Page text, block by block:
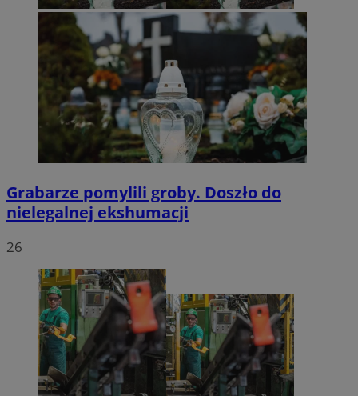
Grabarze pomylili groby. Doszło do
nielegalnej ekshumacji
26